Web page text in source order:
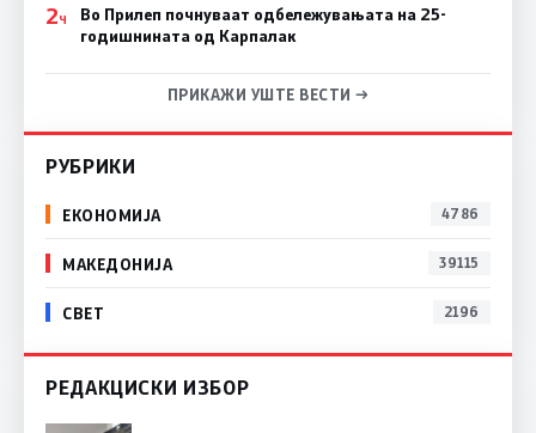
2Ч
Во Прилеп почнуваат одбележувањата на 25-
годишнината од Карпалак
ПРИКАЖИ УШТЕ ВЕСТИ →
РУБРИКИ
ЕКОНОМИЈА 4786
МАКЕДОНИЈА 39115
СВЕТ 2196
РЕДАКЦИСКИ ИЗБОР